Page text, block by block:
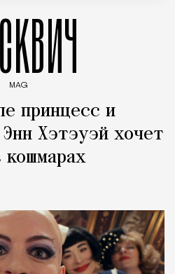
MAG
принцесс и
Хэтэуэй хочет
кошмарах